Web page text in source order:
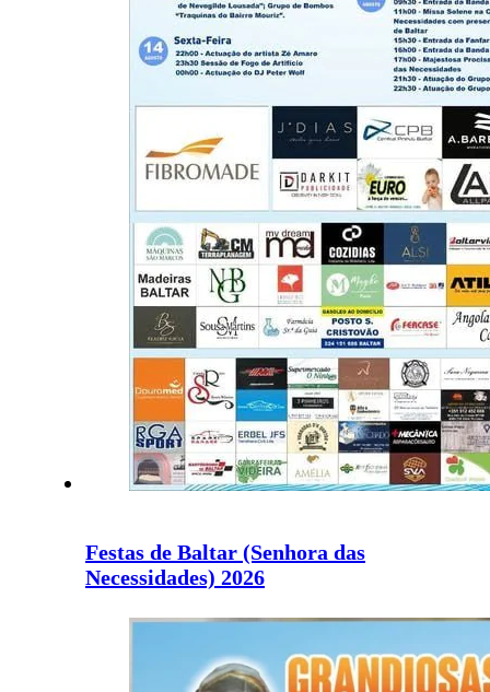
Festas de Baltar (Senhora das
Necessidades) 2026